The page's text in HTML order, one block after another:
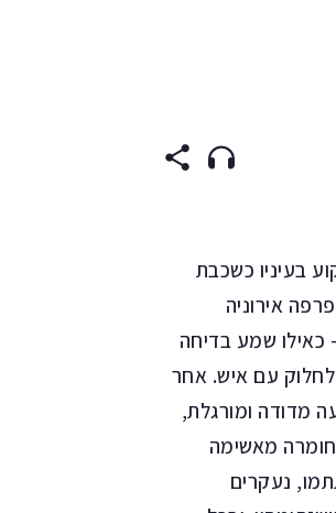
בעיניו כשכבת
אירוניה
כאילו שמע בדיחה
עם איש. אחר
מדודה ומורגלת,
מאשימה
נעקרים